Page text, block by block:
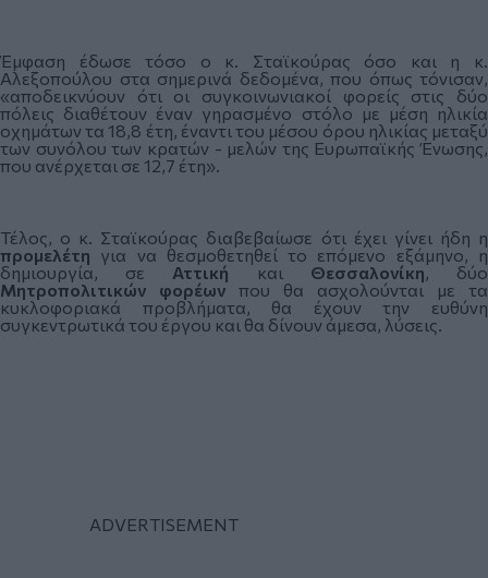
Έμφαση έδωσε τόσο ο κ. Σταϊκούρας όσο και η κ.
Αλεξοπούλου στα σημερινά δεδομένα, που όπως τόνισαν,
«αποδεικνύουν ότι οι συγκοινωνιακοί φορείς στις δύο
πόλεις διαθέτουν έναν γηρασμένο στόλο με μέση ηλικία
οχημάτων τα 18,8 έτη, έναντι του μέσου όρου ηλικίας μεταξύ
των συνόλου των κρατών - μελών της Ευρωπαϊκής Ένωσης,
που ανέρχεται σε 12,7 έτη».
Τέλος, ο κ. Σταϊκούρας διαβεβαίωσε ότι έχει γίνει ήδη η
προμελέτη για να θεσμοθετηθεί το επόμενο εξάμηνο, η
δημιουργία, σε Αττική και Θεσσαλονίκη, δύο
Μητροπολιτικών φορέων που θα ασχολούνται με τα
κυκλοφοριακά προβλήματα, θα έχουν την ευθύνη
συγκεντρωτικά του έργου και θα δίνουν άμεσα, λύσεις.